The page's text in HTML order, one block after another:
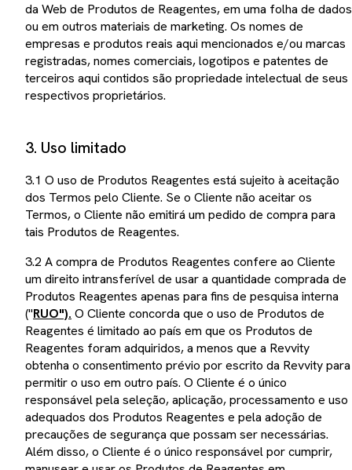
da Web de Produtos de Reagentes, em uma folha de dados
ou em outros materiais de marketing. Os nomes de
empresas e produtos reais aqui mencionados e/ou marcas
registradas, nomes comerciais, logotipos e patentes de
terceiros aqui contidos são propriedade intelectual de seus
respectivos proprietários.
3. Uso limitado
3.1 O uso de Produtos Reagentes está sujeito à aceitação
dos Termos pelo Cliente. Se o Cliente não aceitar os
Termos, o Cliente não emitirá um pedido de compra para
tais Produtos de Reagentes.
3.2 A compra de Produtos Reagentes confere ao Cliente
um direito intransferível de usar a quantidade comprada de
Produtos Reagentes apenas para fins de pesquisa interna
("RUO"). O Cliente concorda que o uso de Produtos de
Reagentes é limitado ao país em que os Produtos de
Reagentes foram adquiridos, a menos que a Revvity
obtenha o consentimento prévio por escrito da Revvity para
permitir o uso em outro país. O Cliente é o único
responsável pela seleção, aplicação, processamento e uso
adequados dos Produtos Reagentes e pela adoção de
precauções de segurança que possam ser necessárias.
Além disso, o Cliente é o único responsável por cumprir,